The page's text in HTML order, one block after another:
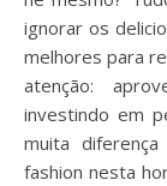
ignorar os
melhores para
atenção:
investindo em
muita
fashion nesta